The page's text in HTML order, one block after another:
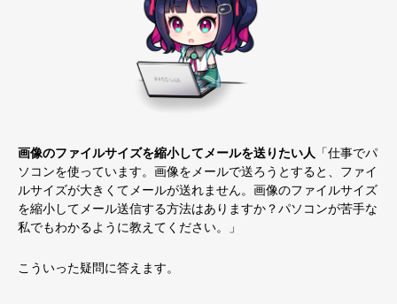
画像のファイルサイズを縮小してメールを送りたい人 「仕事でパ
ソコンを使っています。画像をメールで送ろうとすると、ファイ
ルサイズが大きくてメールが送れません。画像のファイルサイズ
を縮小してメール送信する方法はありますか？パソコンが苦手な
私でもわかるように教えてください。」
こういった疑問に答えます。